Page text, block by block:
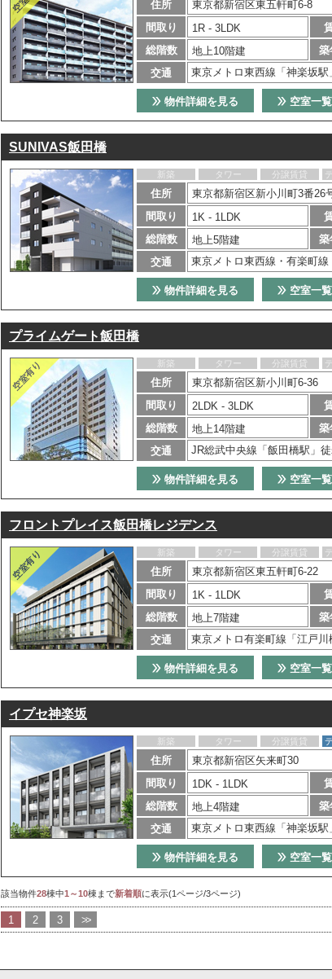
住所
東京都新宿区東五軒町6-8
間取り
1R - 3LDK
総階数
地上10階建 築
交通
東京メトロ東西線「神楽坂駅
空室一
物件詳細を見る
SUNIVAS飯田橋
新築 タワー 分譲賃貸
住所
東京都新宿区新小川町3番26
間取り
1K - 1LDK
総階数
地上5階建 築
交通
東京メトロ東西線・有楽町
空室一
物件詳細を見る
プライムゲート飯田橋
新築 タワー 分譲賃貸
住所
東京都新宿区新小川町6-36
間取り
2LDK - 3LDK
総階数
地上14階建 築
交通
JR総武中央線「飯田橋駅」
空室一
物件詳細を見る
フロントプレイス飯田橋レジデンス
新築 タワー 分譲賃貸
住所
東京都新宿区東五軒町6-22
間取り
1K - 1LDK
総階数
地上7階建 築
交通
東京メトロ有楽町線「江戸川
空室一
物件詳細を見る
イプセ神楽坂
新築 タワー 分譲賃貸
住所
東京都新宿区矢来町30
間取り
1DK - 1LDK
総階数
地上4階建 築
交通
東京メトロ東西線「神楽坂駅
空室一
物件詳細を見る
該当物件28棟中1～10棟まで新着順に表示(1ページ/3ページ)
1 2 3 >>